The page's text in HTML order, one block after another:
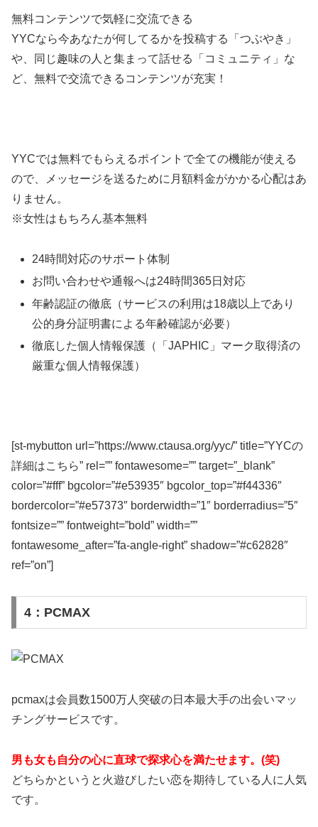
無料コンテンツで気軽に交流できる
YYCなら今あなたが何してるかを投稿する「つぶやき」
や、同じ趣味の人と集まって話せる「コミュニティ」な
ど、無料で交流できるコンテンツが充実！
YYCでは無料でもらえるポイントで全ての機能が使える
ので、メッセージを送るために月額料金がかかる心配はあ
りません。
※女性はもちろん基本無料
24時間対応のサポート体制
お問い合わせや通報へは24時間365日対応
年齢認証の徹底（サービスの利用は18歳以上であり
公的身分証明書による年齢確認が必要）
徹底した個人情報保護（「JAPHIC」マーク取得済の
厳重な個人情報保護）
[st-mybutton url=”https://www.ctausa.org/yyc/” title=”YYCの
詳細はこちら” rel=”” fontawesome=”” target=”_blank”
color=”#fff” bgcolor=”#e53935″ bgcolor_top=”#f44336″
bordercolor=”#e57373″ borderwidth=”1″ borderradius=”5″
fontsize=”” fontweight=”bold” width=””
fontawesome_after=”fa-angle-right” shadow=”#c62828″
ref=”on”]
4：PCMAX
pcmaxは会員数1500万人突破の日本最大手の出会いマッ
チングサービスです。
男も女も自分の心に直球で探求心を満たせます。(笑)
どちらかというと火遊びしたい恋を期待している人に人気
です。